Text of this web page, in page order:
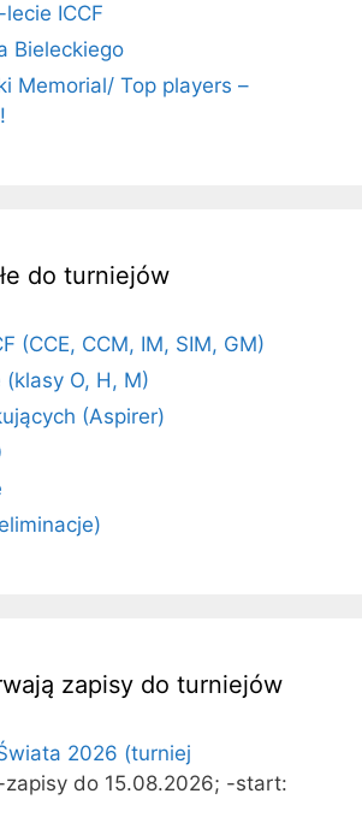
ICCF
Bieleckiego
Memorial/ Top players –
do turniejów
(CCE, CCM, IM, SIM, GM)
O, H, M)
(Aspirer)
zapisy do turniejów
2026 (turniej
zapisy do 15.08.2026; -start: